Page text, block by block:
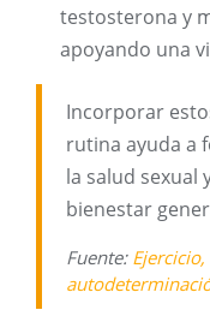
testosterona y
apoyando una
Incorporar
rutina ayuda a
la salud sexual
bienestar
Fuente: